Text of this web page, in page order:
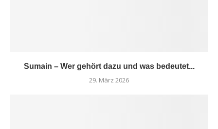
Sumain – Wer gehört dazu und was bedeutet...
29. März 2026